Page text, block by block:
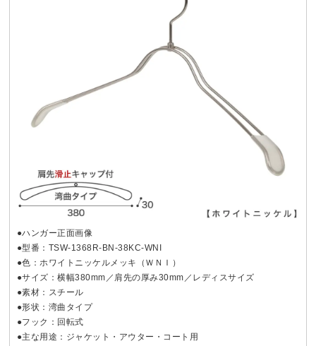
●ハンガー正面画像
●型番：TSW-1368R-BN-38KC-WNI
●色：ホワイトニッケルメッキ（ＷＮＩ）
●サイズ：横幅380mm／肩先の厚み30mm／レディスサイズ
●素材：スチール
●形状：湾曲タイプ
●フック：回転式
●主な用途：ジャケット・アウター・コート用